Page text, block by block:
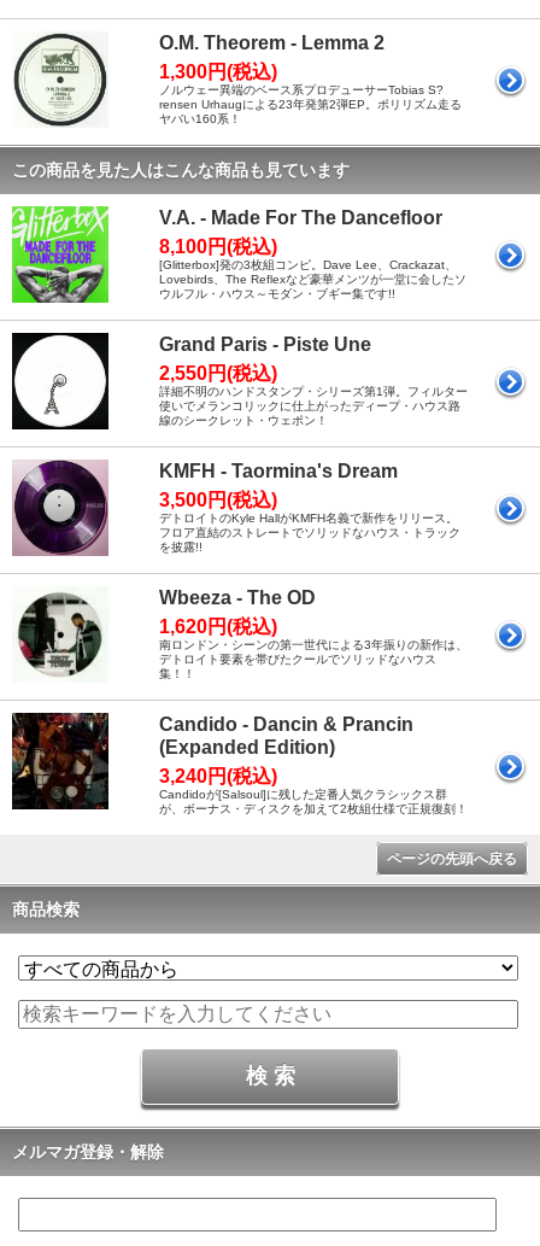
O.M. Theorem - Lemma 2
1,300円(税込)
ノルウェー異端のベース系プロデューサーTobias S?
rensen Urhaugによる23年発第2弾EP。ポリリズム走る
ヤバい160系！
この商品を見た人はこんな商品も見ています
V.A. - Made For The Dancefloor
8,100円(税込)
[Glitterbox]発の3枚組コンピ。Dave Lee、Crackazat、
Lovebirds、The Reflexなど豪華メンツが一堂に会したソ
ウルフル・ハウス～モダン・ブギー集です!!
Grand Paris - Piste Une
2,550円(税込)
詳細不明のハンドスタンプ・シリーズ第1弾。フィルター
使いでメランコリックに仕上がったディープ・ハウス路
線のシークレット・ウェポン！
KMFH - Taormina's Dream
3,500円(税込)
デトロイトのKyle HallがKMFH名義で新作をリリース。
フロア直結のストレートでソリッドなハウス・トラック
を披露!!
Wbeeza - The OD
1,620円(税込)
南ロンドン・シーンの第一世代による3年振りの新作は、
デトロイト要素を帯びたクールでソリッドなハウス
集！！
Candido - Dancin & Prancin
(Expanded Edition)
3,240円(税込)
Candidoが[Salsoul]に残した定番人気クラシックス群
が、ボーナス・ディスクを加えて2枚組仕様で正規復刻！
ページの先頭へ戻る
商品検索
メルマガ登録・解除